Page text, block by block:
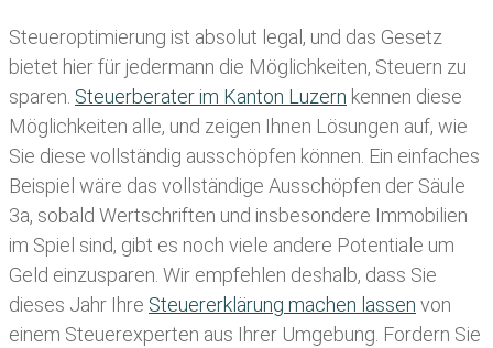
Steueroptimierung ist absolut legal, und das Gesetz
bietet hier für jedermann die Möglichkeiten, Steuern zu
sparen. Steuerberater im K anton Luzern kennen diese
Möglichkeiten alle, und zeigen Ihnen Lösungen auf, wie
Sie diese vollständig ausschöpfen können. Ein einfaches
Beispiel wäre das vollständige Ausschöpfen der Säule
3a, sobald Wertschriften und insbesondere Immobilien
im Spiel sind, gibt es noch viele andere Potentiale um
Geld einzusparen. Wir empfehlen deshalb, dass Sie
dieses Jahr Ihre Steuererklärung machen lassen von
einem Steuerexperten aus Ihrer Umgebung. Fordern Sie